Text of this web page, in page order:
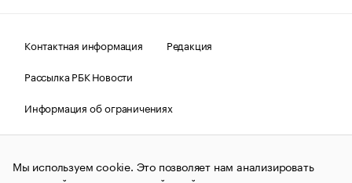
Контактная информация
Редакция
Рассылка РБК Новости
Информация об ограничениях
Правовая информация
О соблюдении авторских прав
© АО «РОСБИЗНЕСКОНСАЛТИНГ»,1995–2026.Сообщения
Мы используем cookie. Это позволяет нам анализировать